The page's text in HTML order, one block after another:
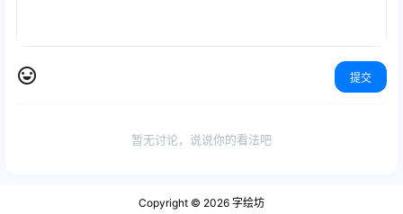
提交
暂无讨论，说说你的看法吧
Copyright © 2026 字绘坊